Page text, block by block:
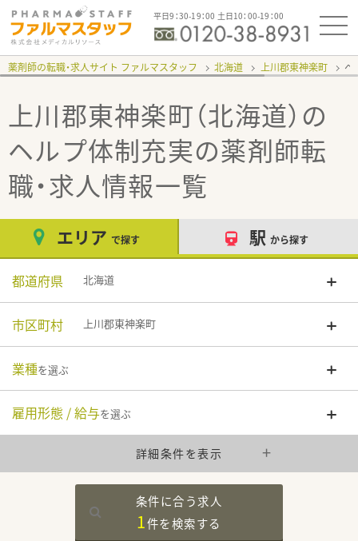
平日9：30-19：00 土日10：00-19：00
薬剤師の転職・求人サイト ファルマスタッフ 北海道 上川郡東神楽町 ヘ
上川郡東神楽町（北海道）の
ヘルプ体制充実の薬剤師転
職・求人情報一覧
エリア で探す 駅 から探す
都道府県 北海道
市区町村 上川郡東神楽町
業種を選ぶ
雇用形態 / 給与を選ぶ
詳細条件を表示
条件に合う求人
1件を検索する